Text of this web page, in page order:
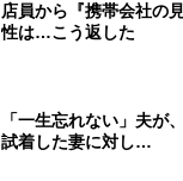
店員から『携帯会社の
性は…こう返した
「一生忘れない」夫が
試着した妻に対し…